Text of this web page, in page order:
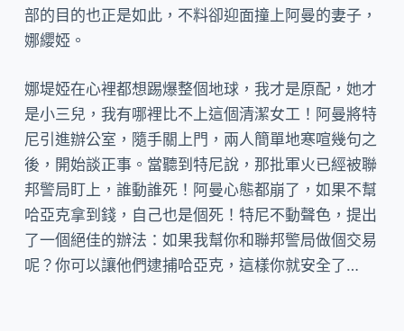
部的目的也正是如此，不料卻迎面撞上阿曼的妻子，
娜纓婭。
娜堤婭在心裡都想踢爆整個地球，我才是原配，她才
是小三兒，我有哪裡比不上這個清潔女工！阿曼將特
尼引進辦公室，隨手關上門，兩人簡單地寒喧幾句之
後，開始談正事。當聽到特尼說，那批軍火已經被聯
邦警局盯上，誰動誰死！阿曼心態都崩了，如果不幫
哈亞克拿到錢，自己也是個死！特尼不動聲色，提出
了一個絕佳的辦法：如果我幫你和聯邦警局做個交易
呢？你可以讓他們逮捕哈亞克，這樣你就安全了…